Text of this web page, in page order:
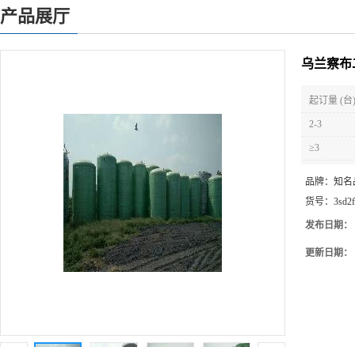
产品展厅
乌兰察
起订量 (台)
2-3
≥3
品牌： 知名
货号：
发布日期：
更新日期：